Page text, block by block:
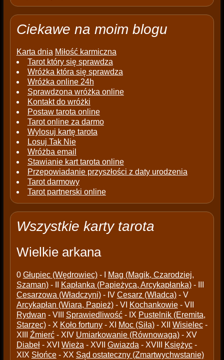
Ciekawe na moim blogu
Karta dnia Miłość karmiczna
Tarot który się sprawdza
Wróżka która się sprawdza
Wróżka online 24h
Sprawdzona wróżka online
Kontakt do wróżki
Postaw tarota online
Tarot online za darmo
Wylosuj kartę tarota
Losuj Tak Nie
Wróżba email
Stawianie kart tarota online
Przepowiadanie przyszłości z daty urodzenia
Tarot darmowy
Tarot partnerski online
Wszystkie karty tarota
Wielkie arkana
0 Głupiec (Wędrowiec)- I
Mag (Magik, Czarodziej,
Szaman)- II Kapłanka (Papieżyca, Arcykapłanka)- III
Cesarzowa (Władczyni)- IV Cesarz (Władca)- V
Arcykapłan (Wiara, Papież)- VI Kochankowie- VII
Rydwan - VIII Sprawiedliwość- IX Pustelnik (Eremita,
Starzec)- X Koło fortuny- XI Moc (Siła)- XII Wisielec-
XIII Źmierć- XIV Umiarkowanie (Równowaga)- XV
Diabeł- XVI Wieża - XVII Gwiazda - XVIII Księżyc-
XIX Słońce- XX Sąd ostateczny (Zmartwychwstanie)